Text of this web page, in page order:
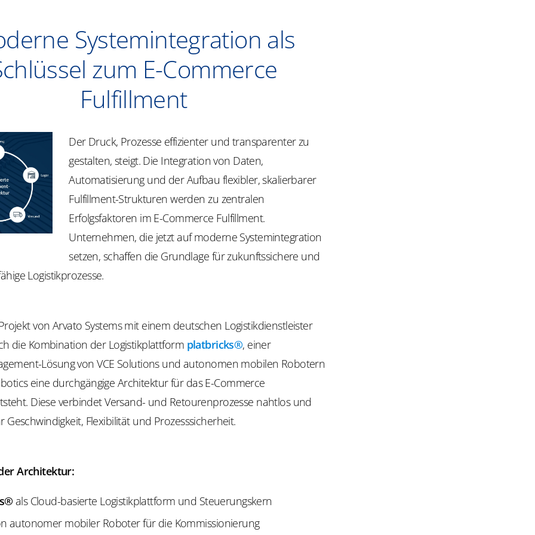
Systemintegration als
zum E-Commerce
Fulfillment
Der Druck, Prozesse effizienter und transparenter zu
gestalten, steigt. Die Integration von Daten,
Automatisierung und der Aufbau flexibler, skalierbarer
Fulfillment-Strukturen werden zu zentralen
Erfolgsfaktoren im E-Commerce Fulfillment.
Unternehmen, die jetzt auf moderne Systemintegration
setzen, schaffen die Grundlage für zukunftssichere und
Logistikprozesse.
von Arvato Systems mit einem deutschen Logistikdienstleister
die Kombination der Logistikplattform platbricks®, einer
Lösung von VCE Solutions und autonomen mobilen Robotern
eine durchgängige Architektur für das E-Commerce
Diese verbindet Versand- und Retourenprozesse nahtlos und
Geschwindigkeit, Flexibilität und Prozesssicherheit.
Architektur:
als Cloud-basierte Logistikplattform und Steuerungskern
autonomer mobiler Roboter für die Kommissionierung